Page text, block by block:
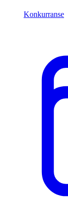
Konkurranse